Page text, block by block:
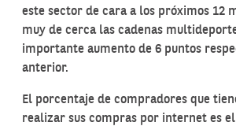
este sector de cara a los próximos 12
muy de cerca las cadenas
importante aumento de 6 puntos
anterior.
El porcentaje de compradores que
realizar sus compras por internet es